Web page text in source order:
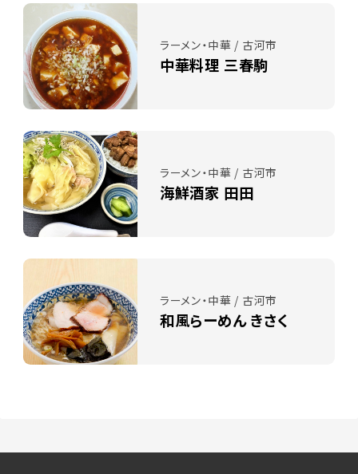
ラーメン・中華 / 古河市
中華料理 三春駒
ラーメン・中華 / 古河市
海鮮酒家 田田
ラーメン・中華 / 古河市
和風らーめん きさく